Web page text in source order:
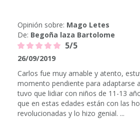
Opinión sobre: Mago Letes
De: Begoña laza Bartolome
5/5
26/09/2019
Carlos fue muy amable y atento,
momento pendiente para adaptarse
tuvo que lidiar con niños de 11-13
que en estas edades están con las
revolucionadas y lo hizo genial. ...